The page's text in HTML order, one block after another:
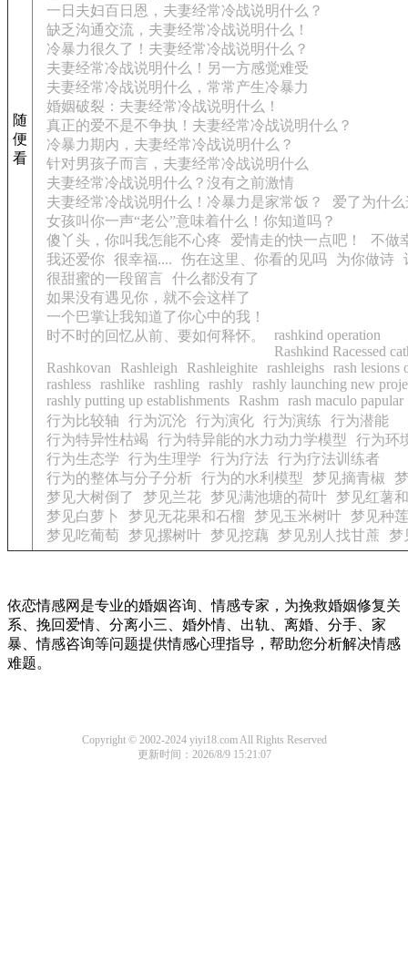
随
便
看
一日夫妇百日恩，夫妻经常冷战说明什么？
缺乏沟通交流，夫妻经常冷战说明什么！
冷暴力很久了！夫妻经常冷战说明什么？
夫妻经常冷战说明什么！另一方感觉难受
夫妻经常冷战说明什么，常常产生冷暴力
婚姻破裂：夫妻经常冷战说明什么！
真正的爱不是不争执！夫妻经常冷战说明什么？
冷暴力期内，夫妻经常冷战说明什么？
针对男孩子而言，夫妻经常冷战说明什么
夫妻经常冷战说明什么？沒有之前激情
夫妻经常冷战说明什么！冷暴力是家常饭？
爱了为什
女孩叫你一声“老公”意味着什么！你知道吗？
傻丫头，你叫我怎能不心疼
爱情走的快一点吧！
不做
我还爱你 很幸福.... 伤在这里、你看的见吗 为你做诗
很甜蜜的一段留言
什么都没有了
如果没有遇见你，就不会这样了
一个巴掌让我知道了你心中的我！
时不时的回忆从前、要如何释怀。
rashkind operation
Rashkind Racessed
Rashkovan
Rashleigh Rashleighite rashleighs rash lesions
rashless rashlike rashling rashly rashly launching new
rashly putting up establishments
Rashm
rash maculo papular
行为比较轴
行为沉沦 行为演化 行为演练
行为潜能
行为特异性枯竭
行为特异能的水力动力学模型
行为环
行为生态学
行为生理学 行为疗法 行为疗法训练者
行为的整体与分子分析 行为的水利模型 梦见摘青椒
梦见大树倒了
梦见兰花 梦见满池塘的荷叶
梦见红薯
梦见白萝卜
梦见无花果和石榴 梦见玉米树叶
梦见种
梦见吃葡萄
梦见摞树叶 梦见挖藕 梦见别人找甘蔗 梦
依恋情感网是专业的婚姻咨询、情感专家，为挽救婚姻修复关
系、挽回爱情、分离小三、婚外情、出轨、离婚、分手、家
暴、情感咨询等问题提供情感心理指导，帮助您分析解决情感
难题。
Copyright © 2002-2024 yiyi18.com All Rights Reserved
更新时间：2026/8/9 15:21:07